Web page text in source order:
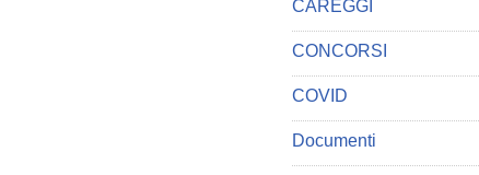
CAREGGI
CONCORSI
COVID
Documenti